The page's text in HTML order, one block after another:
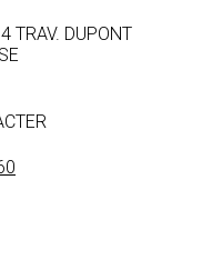
TRAV. DUPONT